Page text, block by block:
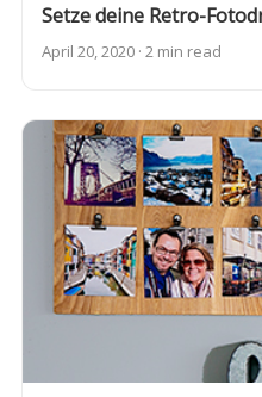
Setze deine Retro-
April 20, 2020 · 2 min read